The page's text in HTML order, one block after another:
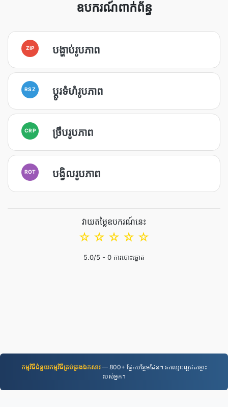
ឧបករណ៍ពាក់ព័ន្ធ
ZIP បង្ហាប់រូបភាព
RSZ ប្ដូរទំហំរូបភាព
CRP ច្រឹបរូបភាព
ROT បង្វិលរូបភាព
វាយតម្លៃឧបករណ៍នេះ
☆
☆
☆
☆
☆
5.0/5 - 0 ការបោះឆ្នោត
កម្មវិធី​ជំនួយ​កម្មវិធី​គ្រប់គ្រង​ឯកសារ— 800+ ផ្នែកបន្ថែមដែន។ រកឈ្មោះល្អឥតខ្ចោះ
របស់អ្នក។